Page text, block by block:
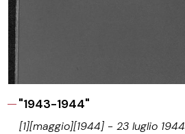
"1943-1944"
[1][maggio][1944] - 23 luglio 1944